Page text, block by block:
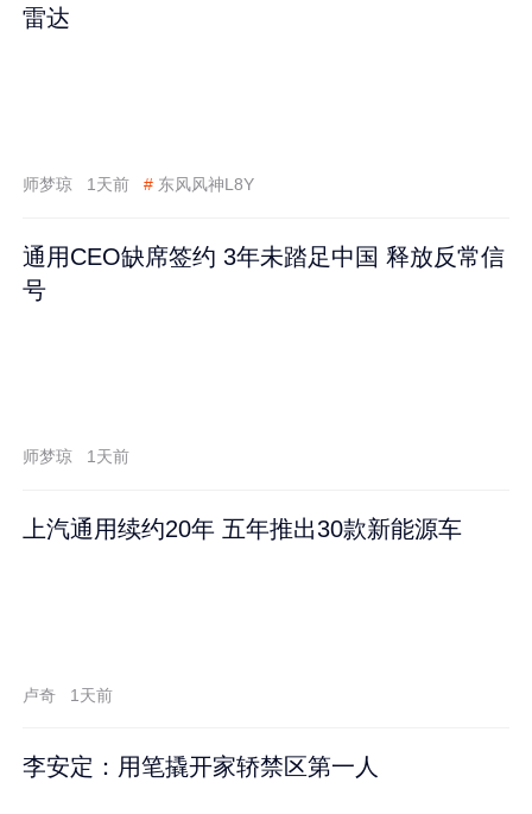
雷达
师梦琼 1天前 # 东风风神L8Y
通用CEO缺席签约 3年未踏足中国 释放反常信
号
师梦琼 1天前
上汽通用续约20年 五年推出30款新能源车
卢奇 1天前
李安定：用笔撬开家轿禁区第一人